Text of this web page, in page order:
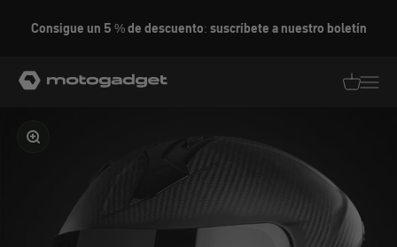
Consigue un 5 % de descuento: suscríbete a nuestro boletín
motogadget GmbH
Ampliar la imagen